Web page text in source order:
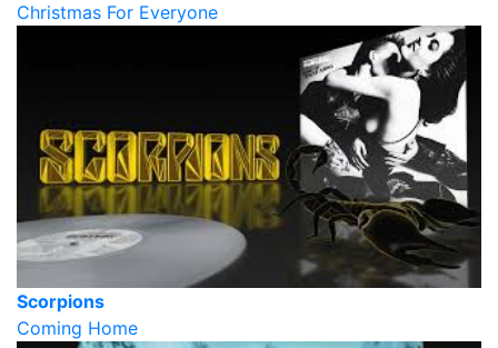
Christmas For Everyone
Scorpions
Coming Home